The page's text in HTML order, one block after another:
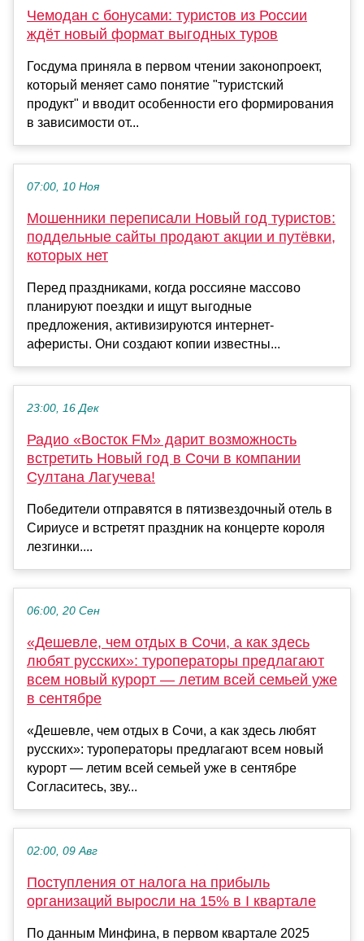
Чемодан с бонусами: туристов из России
ждёт новый формат выгодных туров
Госдума приняла в первом чтении законопроект,
который меняет само понятие "туристский
продукт" и вводит особенности его формирования
в зависимости от...
07:00, 10 Ноя
Мошенники переписали Новый год туристов:
поддельные сайты продают акции и путёвки,
которых нет
Перед праздниками, когда россияне массово
планируют поездки и ищут выгодные
предложения, активизируются интернет-
аферисты. Они создают копии известны...
23:00, 16 Дек
Радио «Восток FM» дарит возможность
встретить Новый год в Сочи в компании
Султана Лагучева!
Победители отправятся в пятизвездочный отель в
Сириусе и встретят праздник на концерте короля
лезгинки....
06:00, 20 Сен
«Дешевле, чем отдых в Сочи, а как здесь
любят русских»: туроператоры предлагают
всем новый курорт — летим всей семьей уже
в сентябре
«Дешевле, чем отдых в Сочи, а как здесь любят
русских»: туроператоры предлагают всем новый
курорт — летим всей семьей уже в сентябре
Согласитесь, зву...
02:00, 09 Авг
Поступления от налога на прибыль
организаций выросли на 15% в I квартале
По данным Минфина, в первом квартале 2025